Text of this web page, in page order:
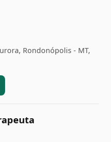
Rondonópolis - MT,